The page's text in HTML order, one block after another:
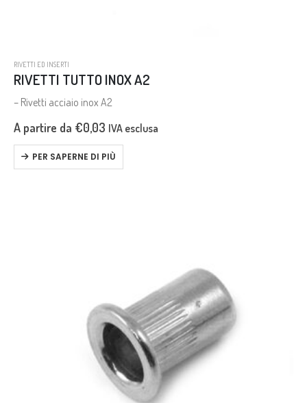
RIVETTI ED INSERTI
RIVETTI TUTTO INOX A2
– Rivetti acciaio inox A2
A partire da €0,03 IVA esclusa
PER SAPERNE DI PIÙ